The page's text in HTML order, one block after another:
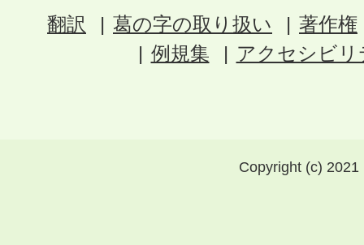
翻訳 葛の字の取り扱い
著作権
例規集
アクセシビ
Copyright (c)